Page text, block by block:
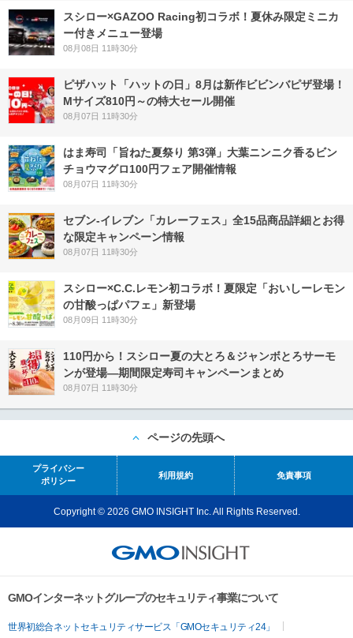
スシロー×GAZOO Racing初コラボ！夏休み限定ミニカ
ー付きメニュー登場
08月08日 11時30分
ピザハット「ハットの日」8月は新作ビビンバピザ登場！
Mサイズ810円～の特大セール開催
08月07日 11時30分
はま寿司「旨ねた夏祭り 第3弾」大葉ニンニク香るビン
チョウマグロ100円フェア開催情報
08月07日 11時30分
セブン‐イレブン「カレーフェス」全15品商品詳細とお得
な限定キャンペーン情報
08月07日 11時30分
スシロー×C.C.レモン初コラボ！夏限定「おいしーレモン
の甘酸っぱパフェ」新登場
08月09日 11時30分
110円から！スシロー夏の大とろ＆ジャンボとろサーモ
ンが登場―期間限定寿司キャンペーンまとめ
08月07日 11時30分
ページの先頭へ
プライバシー
ポリシー
利用規約 免責事項
Copyright © 2026 GMO INSIGHT Inc. All Rights Reserved.
GMOインターネットグループのセキュリティ事業について
世界初総合ネットセキュリティサービス「GMOセキュリティ24」